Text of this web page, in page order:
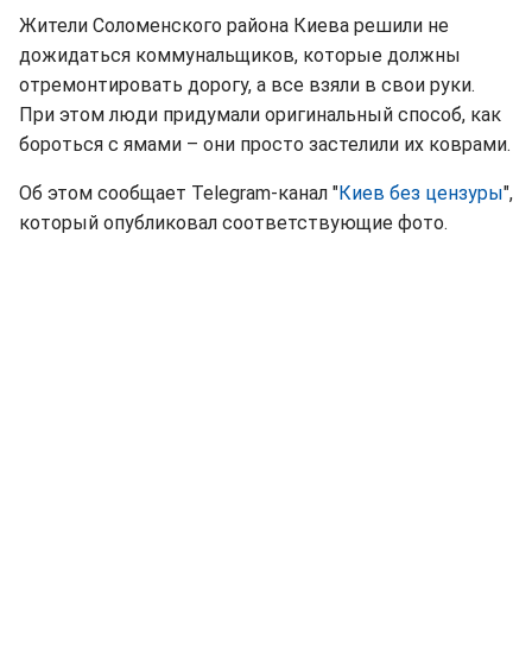
Жители Соломенского района Киева решили не
дожидаться коммунальщиков, которые должны
отремонтировать дорогу, а все взяли в свои руки.
При этом люди придумали оригинальный способ, как
бороться с ямами – они просто застелили их коврами.
Об этом сообщает Telegram-канал "Киев без цензуры",
который опубликовал соответствующие фото.